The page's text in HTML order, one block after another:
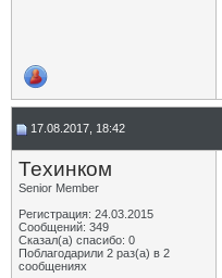
17.08.2017, 18:42
Техинком
Senior Member
Регистрация: 24.03.2015
Сообщений: 349
Сказал(а) спасибо: 0
Поблагодарили 2 раз(а) в 2
сообщениях